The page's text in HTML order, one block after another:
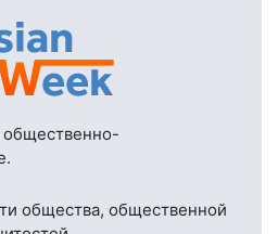
общественно-
общества, общественной